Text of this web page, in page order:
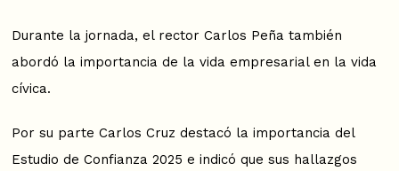
Durante la jornada, el rector Carlos Peña también
abordó la importancia de la vida empresarial en la vida
cívica.
Por su parte Carlos Cruz destacó la importancia del
Estudio de Confianza 2025 e indicó que sus hallazgos